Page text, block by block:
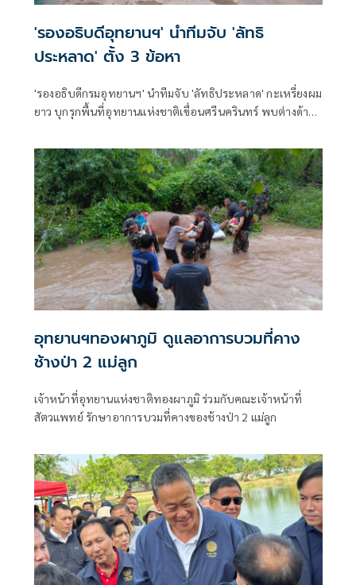
'รองอธิบดีอุทยานฯ' นำทีมจับ 'ลัทธิ
ประหลาด' ตั้ง 3 ข้อหา
'รองอธิบดีกรมอุทยานฯ' นำทีมจับ 'ลัทธิประหลาด' กะเหรี่ยงผม
ยาว บุกรุกพื้นที่อุทยานแห่งชาติเขื่อนศรีนครินทร์ พบต่างด้าว
อุทยานฯทองผาภูมิ ดูแลอาการบวมที่คาง
ช้างป่า 2 แม่ลูก
เจ้าหน้าที่อุทยานแห่งชาติทองผาภูมิ ร่วมกับคณะเจ้าหน้าที่
สัตวแพทย์ รักษาอาการบวมที่คางของช้างป่า 2 แม่ลูก